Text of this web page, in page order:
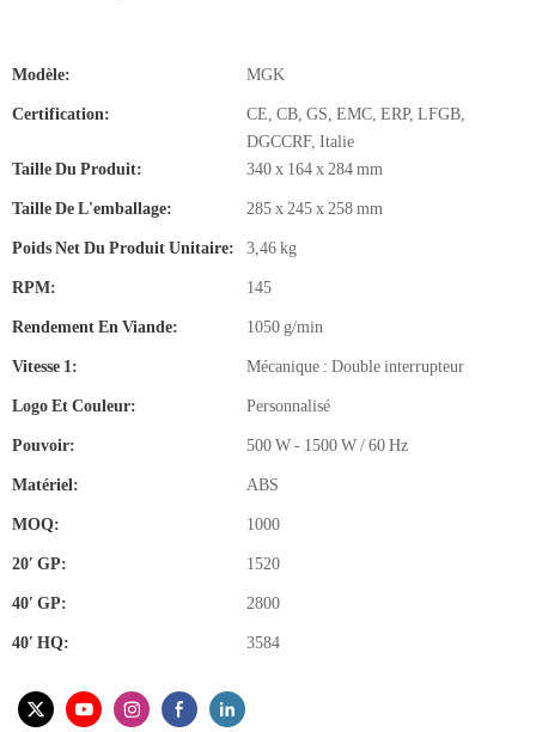
Modèle: MGK
Certification:
CE, CB, GS, EMC, ERP, LFGB,
DGCCRF, Italie
Taille Du Produit:
340 x 164 x 284 mm
Taille De L'emballage: 285 x 245 x 258 mm
Poids Net Du Produit Unitaire: 3,46 kg
RPM: 145
Rendement En Viande: 1050 g/min
Vitesse 1: Mécanique : Double interrupteur
Logo Et Couleur: Personnalisé
Pouvoir: 500 W - 1500 W / 60 Hz
Matériel: ABS
MOQ: 1000
20′ GP: 1520
40′ GP: 2800
40′ HQ: 3584